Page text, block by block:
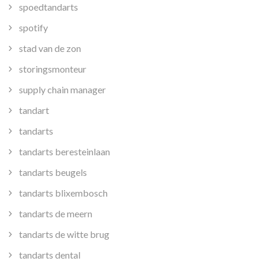
spoedtandarts
spotify
stad van de zon
storingsmonteur
supply chain manager
tandart
tandarts
tandarts beresteinlaan
tandarts beugels
tandarts blixembosch
tandarts de meern
tandarts de witte brug
tandarts dental